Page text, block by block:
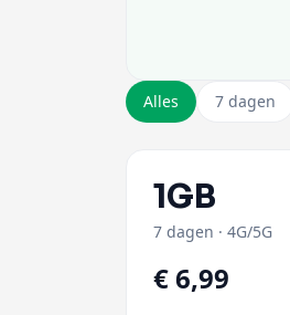
Alles 7 dagen
1GB
7 dagen · 4G/5G
€ 6,99